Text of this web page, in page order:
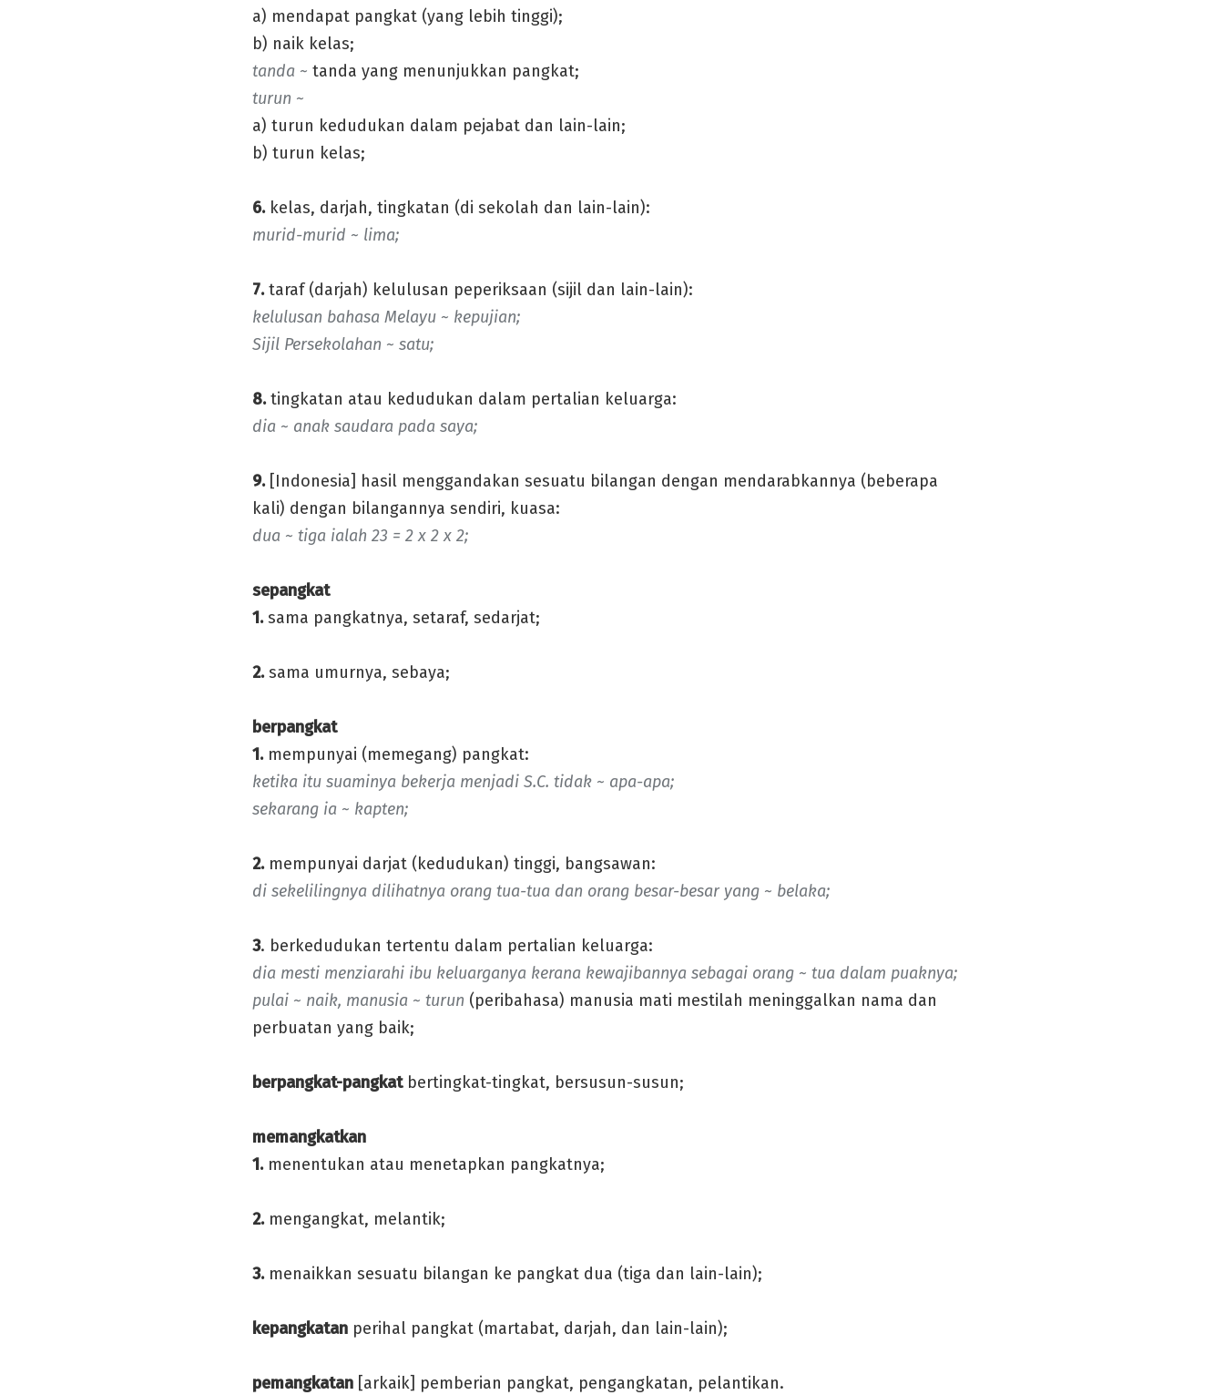
a) mendapat pangkat (yang lebih tinggi);
b) naik kelas;
tanda ~ tanda yang menunjukkan pangkat;
turun ~
a) turun kedudukan dalam pejabat dan lain-lain;
b) turun kelas;
6.kelas, darjah, tingkatan (di sekolah dan lain-lain):
murid-murid ~ lima;
7.taraf (darjah) kelulusan peperiksaan (sijil dan lain-lain):
kelulusan bahasa Melayu ~ kepujian;
Sijil Persekolahan ~ satu;
8.tingkatan atau kedudukan dalam pertalian keluarga:
dia ~ anak saudara pada saya;
9.[Indonesia] hasil menggandakan sesuatu bilangan dengan mendarabkannya (beberapa
kali) dengan bilangannya sendiri, kuasa:
dua ~ tiga ialah 23 = 2 x 2 x 2;
sepangkat
1.sama pangkatnya, setaraf, sedarjat;
2.sama umurnya, sebaya;
berpangkat
1.mempunyai (memegang) pangkat:
ketika itu suaminya bekerja menjadi S.C. tidak ~ apa-apa;
sekarang ia ~ kapten;
2.mempunyai darjat (kedudukan) tinggi, bangsawan:
di sekelilingnya dilihatnya orang tua-tua dan orang besar-besar yang ~ belaka;
3. berkedudukan tertentu dalam pertalian keluarga:
dia mesti menziarahi ibu keluarganya kerana kewajibannya sebagai orang ~ tua dalam puaknya;
pulai ~ naik, manusia ~ turun (peribahasa) manusia mati mestilah meninggalkan nama dan
perbuatan yang baik;
berpangkat-pangkatbertingkat-tingkat, bersusun-susun;
memangkatkan
1.menentukan atau menetapkan pangkatnya;
2.mengangkat, melantik;
3.menaikkan sesuatu bilangan ke pangkat dua (tiga dan lain-lain);
kepangkatan perihal pangkat (martabat, darjah, dan lain-lain);
pemangkatan [arkaik] pemberian pangkat, pengangkatan, pelantikan.